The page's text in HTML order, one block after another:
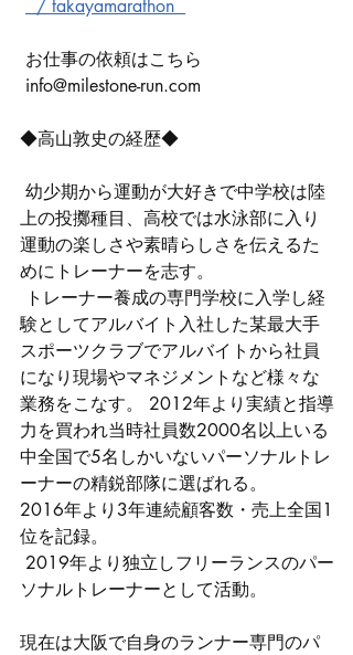
/ takayamarathon
お仕事の依頼はこちら
info@milestone-run.com
◆高山敦史の経歴◆
上の投擲種目、高校では水泳部に入り
運動の楽しさや素晴らしさを伝えるた
めにトレーナーを志す。
験としてアルバイト入社した某最大手
スポーツクラブでアルバイトから社員
になり現場やマネジメントなど様々な
業務をこなす。 2012年より実績と指導
力を買われ当時社員数2000名以上いる
中全国で5名しかいないパーソナルトレ
ーナーの精鋭部隊に選ばれる。
2016年より3年連続顧客数・売上全国1
位を記録。
ソナルトレーナーとして活動。
現在は大阪で自身のランナー専門のパ